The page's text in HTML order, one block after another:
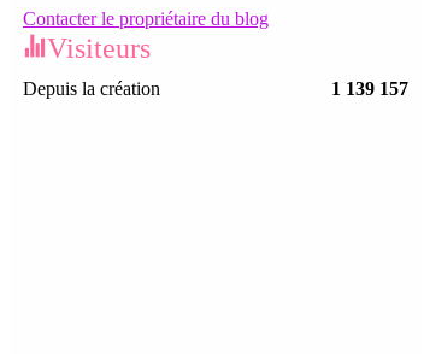
Contacter le propriétaire du blog
Visiteurs
Depuis la création 1 139 157